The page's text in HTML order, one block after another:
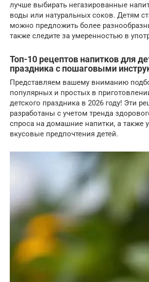
лучше выбирать негазированные
воды или натуральных соков. Детям
можно предложить более
также следите за умеренностью в
Топ-10 рецептов напитков для
праздника с пошаговыми
Представляем вашему вниманию
популярных и простых в
детского праздника в 2026 году! Эти
разработаны с учетом тренда
спроса на домашние напитки, а также
вкусовые предпочтения детей.